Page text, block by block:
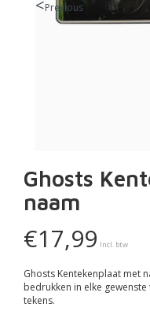
Previous
Ghosts
naam
€17,99 Incl. btw
Ghosts Kentekenplaat met
bedrukken in elke gewenste
tekens.